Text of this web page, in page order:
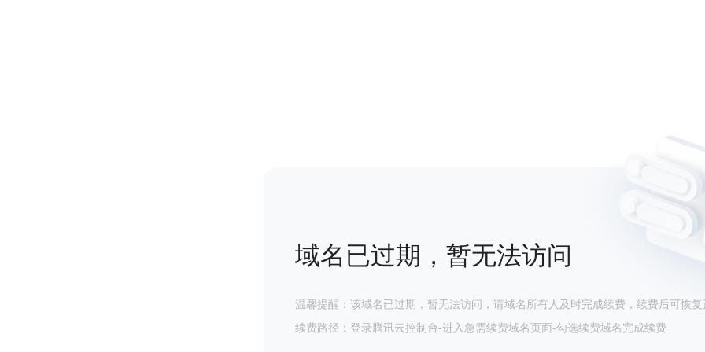
域名已过期，暂无法访问
温馨提醒：该域名已过期，暂无法访问，请域名所有人及时完成续费，续费后可恢复
续费路径：登录腾讯云控制台-进入急需续费域名页面-勾选续费域名完成续费